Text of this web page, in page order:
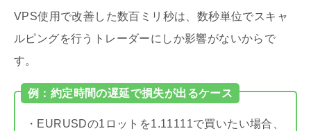
VPS使用で改善した数百ミリ秒は、数秒単位でスキャ
ルピングを行うトレーダーにしか影響がないからで
す。
例：約定時間の遅延で損失が出るケース
・EURUSDの1ロットを1.11111で買いたい場合、